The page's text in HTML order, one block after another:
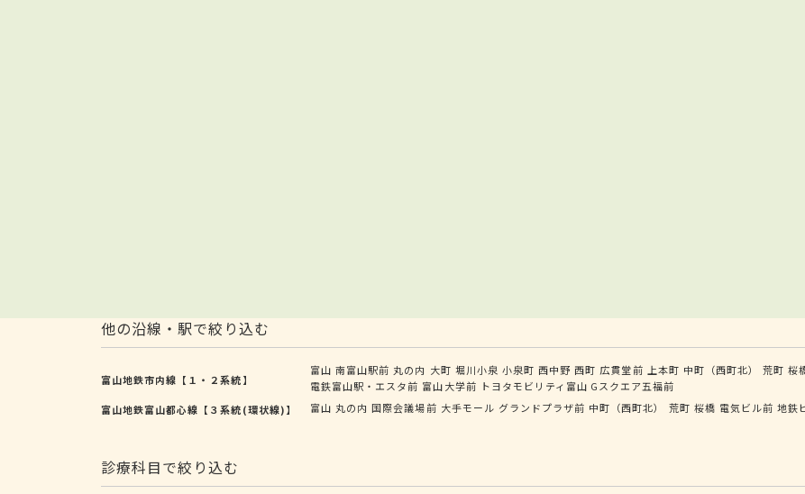
他の沿線・駅で絞り込む
富山地鉄市内線【１・２系統】
富山 南富山駅前 丸の内 大町 堀川小泉 小泉町 西中野 西町 広貫堂前 上本町 中町（西町北） 荒町 桜
電鉄富山駅・エスタ前 富山大学前 トヨタモビリティ富山 Gスクエア五福前
富山地鉄富山都心線【３系統(環状線)】
富山 丸の内 国際会議場前 大手モール グランドプラザ前 中町（西町北） 荒町 桜橋 電気ビル前 地鉄
診療科目で絞り込む